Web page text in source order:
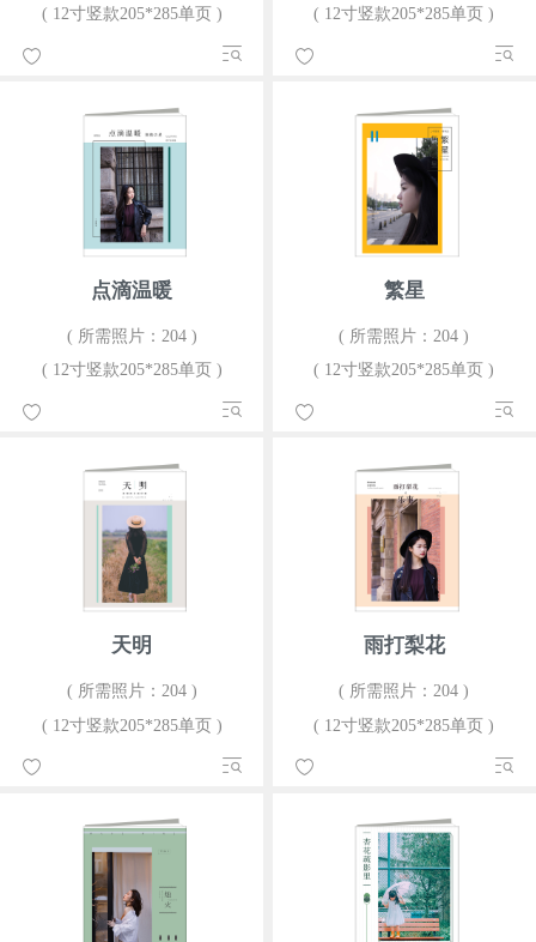
( 12寸竖款205*285单页 )
( 12寸竖款205*285单页 )
点滴温暖
( 所需照片：204 )
( 12寸竖款205*285单页 )
繁星
( 所需照片：204 )
( 12寸竖款205*285单页 )
天明
( 所需照片：204 )
( 12寸竖款205*285单页 )
雨打梨花
( 所需照片：204 )
( 12寸竖款205*285单页 )